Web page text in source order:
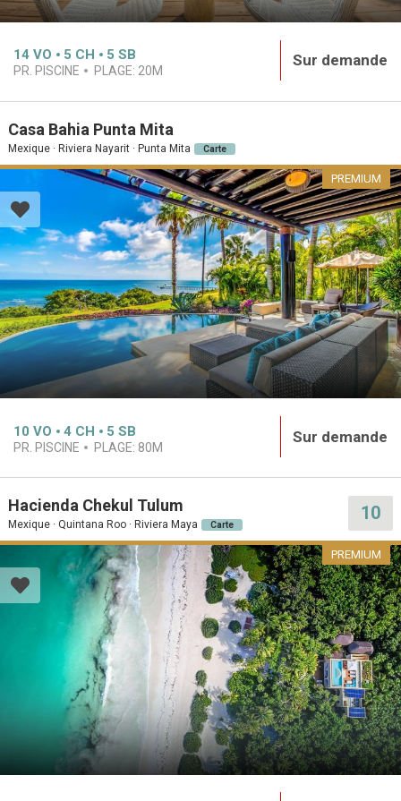
14 VO 5 CH 5 SB
PR. PISCINE PLAGE: 20M
Sur demande
Casa Bahia Punta Mita
Mexique · Riviera Nayarit · Punta Mita Carte
PREMIUM
10 VO 4 CH 5 SB
PR. PISCINE PLAGE: 80M
Sur demande
Hacienda Chekul Tulum
Mexique · Quintana Roo · Riviera Maya Carte
10
PREMIUM